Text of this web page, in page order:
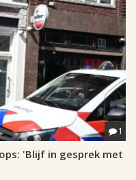
1
'Blijf in gesprek met